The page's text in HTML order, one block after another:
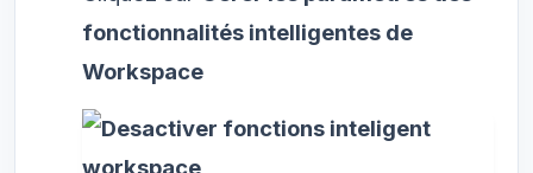
fonctionnalités intelligentes de
Workspace